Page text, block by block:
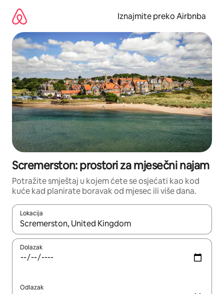
sadržaj
Iznajmite preko Airbnba
Scremerston: prostori za mjesečni najam
Potražite smještaj u kojem ćete se osjećati kao kod
kuće kad planirate boravak od mjesec ili više dana.
Lokacija
Kada budu dostupni rezultati, moći ćete ih pregledati
Dolazak
Odlazak